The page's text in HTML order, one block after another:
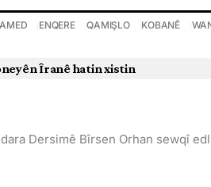
AMED ENQERE QAMIŞLO KOBANÊ
Îranê hatin xistin
Dersimê Bîrsen Orhan sewqî